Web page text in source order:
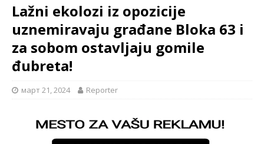
Lažni ekolozi iz opozicije
uznemiravaju građane Bloka 63 i
za sobom ostavljaju gomile
đubreta!
март 21, 2024 Reporter